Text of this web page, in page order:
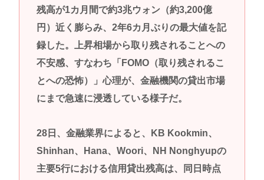
残高が1カ月間で約3兆ウォン（約3,200億
円）近く膨らみ、2年6カ月ぶりの最大値を記
録した。上昇相場から取り残されることへの
不安感、すなわち「FOMO（取り残されるこ
とへの恐怖）」心理が、金融機関の貸出市場
にまで急速に浸透している様子だ。
28日、金融業界によると、KB Kookmin、
Shinhan、Hana、Woori、NH Nonghyupの
主要5行における信用貸出残高は、同日時点